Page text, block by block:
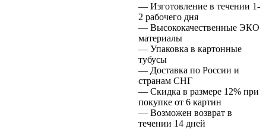
— Изготовление в течении 1-
2 рабочего дня
— Высококачественные ЭКО
материалы
— Упаковка в картонные
тубусы
— Доставка по России и
странам СНГ
— Скидка в размере 12% при
покупке от 6 картин
— Возможен возврат в
течении 14 дней